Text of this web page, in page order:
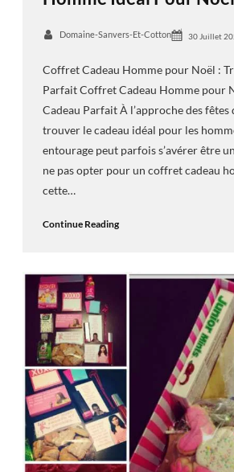
Domaine-Sanvers-Et-Cotton 30 Juillet
Coffret Cadeau Homme pour Noël :
Parfait Coffret Cadeau Homme pour
Cadeau Parfait À l’approche des fêtes
trouver le cadeau idéal pour les
entourage peut parfois s’avérer être
ne pas opter pour un coffret cadeau
cette…
Continue Reading